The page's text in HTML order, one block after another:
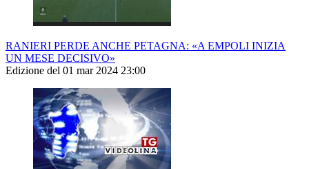
RANIERI PERDE ANCHE PETAGNA: «A EMPOLI INIZIA
UN MESE DECISIVO»
Edizione del 01 mar 2024 23:00